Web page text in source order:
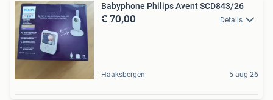
Babyphone Philips Avent SCD843/26
€ 70,00 Details
Haaksbergen 5 aug 26